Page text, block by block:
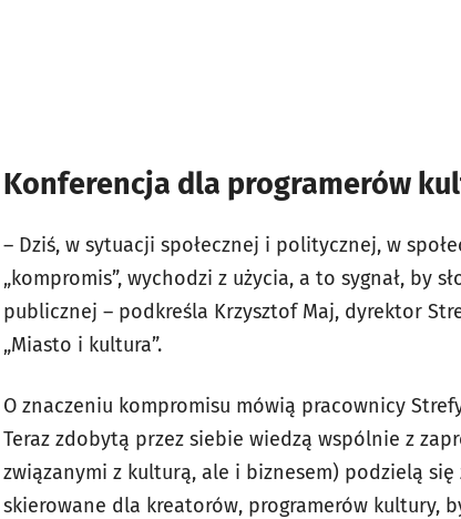
Konferencja dla programerów
– Dziś, w sytuacji społecznej i politycznej, w
„kompromis”, wychodzi z użycia, a to sygnał, by
publicznej – podkreśla Krzysztof Maj, dyrektor
„Miasto i kultura”.
O znaczeniu kompromisu mówią pracownicy
Teraz zdobytą przez siebie wiedzą wspólnie z
związanymi z kulturą, ale i biznesem) podzielą
skierowane dla kreatorów, programerów kultury,